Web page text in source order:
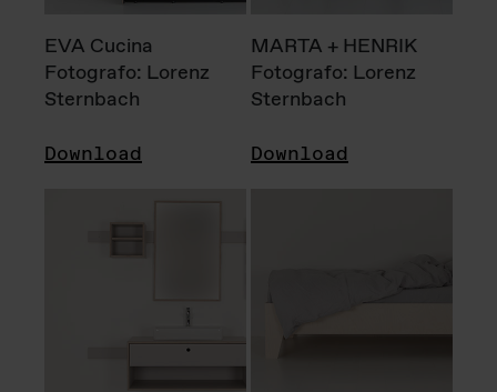
EVA Cucina
Fotografo: Lorenz
Sternbach
Download
MARTA + HENRIK
Fotografo: Lorenz
Sternbach
Download